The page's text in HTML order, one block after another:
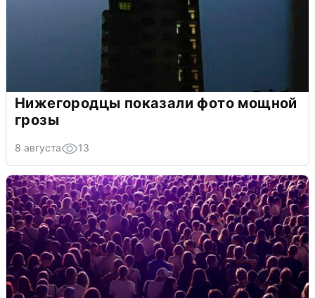
Нижегородцы показали фото мощной
грозы
8 августа 13